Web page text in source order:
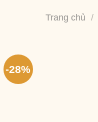
Trang chủ /
-28%